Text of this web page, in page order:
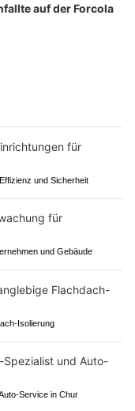
auf der Forcola
und Sicherheit
und Gebäude
Isolierung
Service in Chur